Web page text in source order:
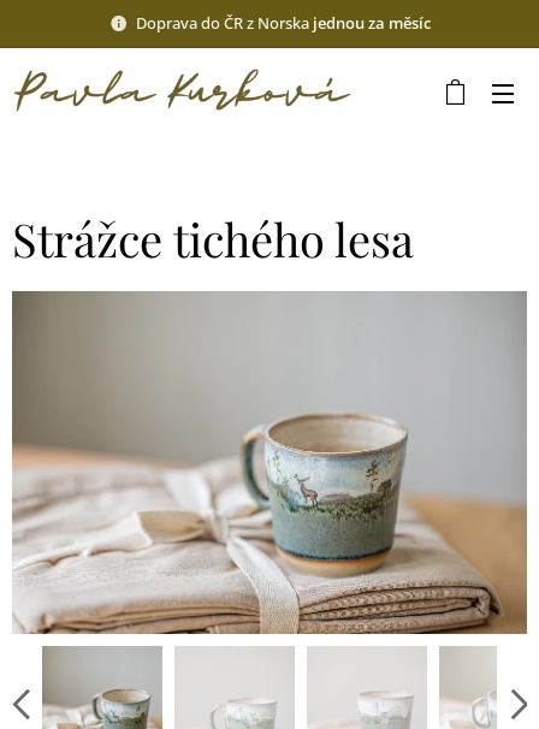
Doprava do ČR z Norska jednou za měsíc
Strážce tichého lesa